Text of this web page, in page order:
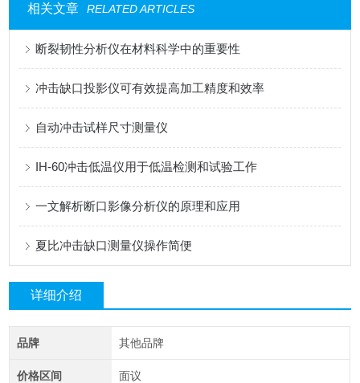
相关文章 RELATED ARTICLES
断裂韧性分析仪在材料科学中的重要性
冲击缺口投影仪可有效提高加工精度和效率
自动冲击试样尺寸测量仪
IH-60冲击低温仪用于低温检测和试验工作
一文解析断口影像分析仪的原理和应用
夏比冲击缺口测量仪操作简便
详细介绍
品牌 其他品牌
价格区间 面议